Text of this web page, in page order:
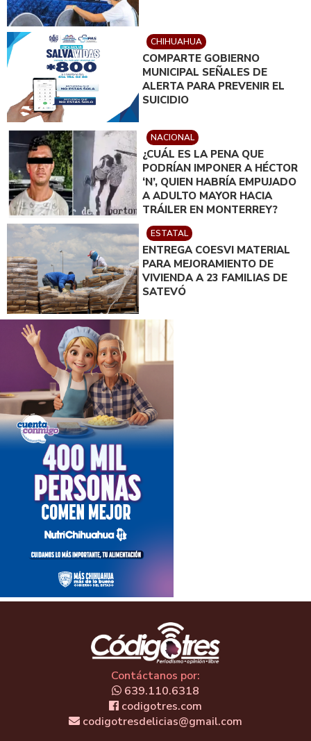
CHIHUAHUA
COMPARTE GOBIERNO
MUNICIPAL SEÑALES DE
ALERTA PARA PREVENIR EL
SUICIDIO
NACIONAL
¿CUÁL ES LA PENA QUE
PODRÍAN IMPONER A HÉCTOR
‘N’, QUIEN HABRÍA EMPUJADO
A ADULTO MAYOR HACIA
TRÁILER EN MONTERREY?
ESTATAL
ENTREGA COESVI MATERIAL
PARA MEJORAMIENTO DE
VIVIENDA A 23 FAMILIAS DE
SATEVÓ
Contáctanos por:
639.110.6318
codigotres.com
codigotresdelicias@gmail.com